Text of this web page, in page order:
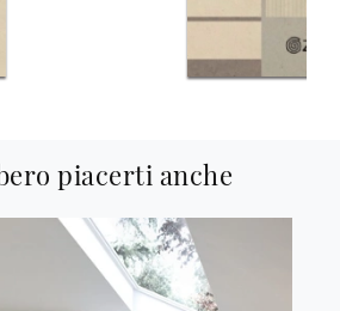
piacerti anche